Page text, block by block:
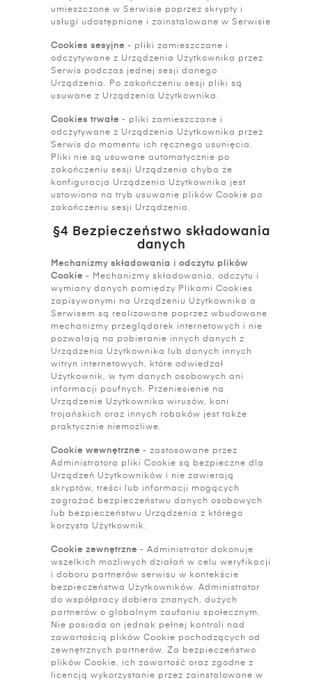
umieszczone w Serwisie poprzez skrypty i
usługi udostępnione i zainstalowane w Serwisie
Cookies sesyjne - pliki zamieszczane i
odczytywane z Urządzenia Użytkownika przez
Serwis podczas jednej sesji danego
Urządzenia. Po zakończeniu sesji pliki są
usuwane z Urządzenia Użytkownika.
Cookies trwałe - pliki zamieszczane i
odczytywane z Urządzenia Użytkownika przez
Serwis do momentu ich ręcznego usunięcia.
Pliki nie są usuwane automatycznie po
zakończeniu sesji Urządzenia chyba że
konfiguracja Urządzenia Użytkownika jest
ustawiona na tryb usuwanie plików Cookie po
zakończeniu sesji Urządzenia.
§4 Bezpieczeństwo składowania
danych
Mechanizmy składowania i odczytu plików
Cookie - Mechanizmy składowania, odczytu i
wymiany danych pomiędzy Plikami Cookies
zapisywanymi na Urządzeniu Użytkownika a
Serwisem są realizowane poprzez wbudowane
mechanizmy przeglądarek internetowych i nie
pozwalają na pobieranie innych danych z
Urządzenia Użytkownika lub danych innych
witryn internetowych, które odwiedzał
Użytkownik, w tym danych osobowych ani
informacji poufnych. Przeniesienie na
Urządzenie Użytkownika wirusów, koni
trojańskich oraz innych robaków jest także
praktycznie niemożliwe.
Cookie wewnętrzne - zastosowane przez
Administratora pliki Cookie są bezpieczne dla
Urządzeń Użytkowników i nie zawierają
skryptów, treści lub informacji mogących
zagrażać bezpieczeństwu danych osobowych
lub bezpieczeństwu Urządzenia z którego
korzysta Użytkownik.
Cookie zewnętrzne - Administrator dokonuje
wszelkich możliwych działań w celu weryfikacji
i doboru partnerów serwisu w kontekście
bezpieczeństwa Użytkowników. Administrator
do współpracy dobiera znanych, dużych
partnerów o globalnym zaufaniu społecznym.
Nie posiada on jednak pełnej kontroli nad
zawartością plików Cookie pochodzących od
zewnętrznych partnerów. Za bezpieczeństwo
plików Cookie, ich zawartość oraz zgodne z
licencją wykorzystanie przez zainstalowane w